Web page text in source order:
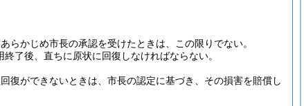
らかじめ市長の承認を受けたときは、この限りでない。
了後、直ちに原状に回復しなければならない。
復ができないときは、市長の認定に基づき、その損害を賠償し